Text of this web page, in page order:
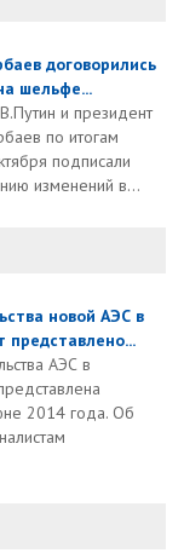
договорились
шельфе...
и президент
по итогам
подписали
изменений в...
новой АЭС в
представлено...
АЭС в
2014 года. Об